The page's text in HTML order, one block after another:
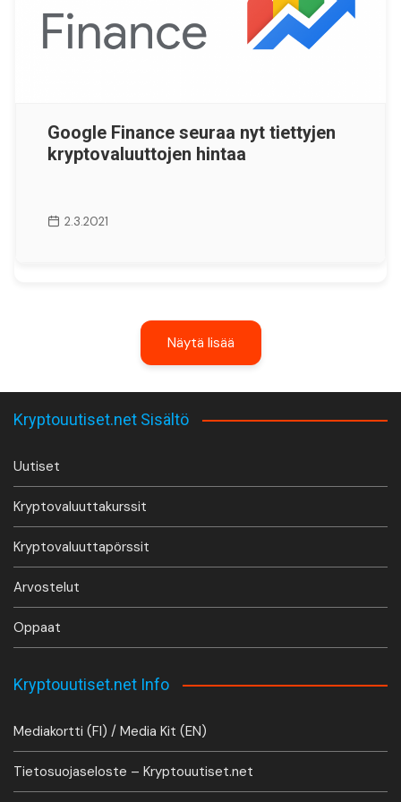
Google Finance seuraa nyt tiettyjen
kryptovaluuttojen hintaa
2.3.2021
Näytä lisää
Kryptouutiset.net Sisältö
Uutiset
Kryptovaluuttakurssit
Kryptovaluuttapörssit
Arvostelut
Oppaat
Kryptouutiset.net Info
Mediakortti (FI) / Media Kit (EN)
Tietosuojaseloste – Kryptouutiset.net